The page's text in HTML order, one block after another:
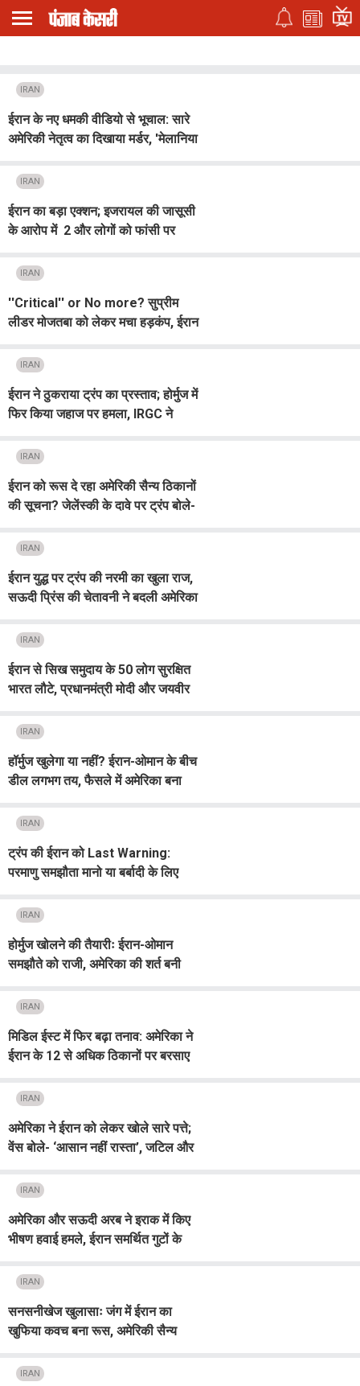
IRAN
ईरान के नए धमकी वीडियो से भूचाल: सारे
अमेरिकी नेतृत्व का दिखाया मर्डर, 'मेलानिया
Video)
IRAN
ईरान का बड़ा एक्शन; इजरायल की जासूसी
के आरोप में 2 और लोगों को फांसी पर
IRAN
''Critical'' or No more? सुप्रीम
लीडर मोजतबा को लेकर मचा हड़कंप, ईरान
IRAN
ईरान ने ठुकराया ट्रंप का प्रस्ताव; होर्मुज में
फिर किया जहाज पर हमला, IRGC ने
IRAN
ईरान को रूस दे रहा अमेरिकी सैन्य ठिकानों
की सूचना? जेलेंस्की के दावे पर ट्रंप बोले-
IRAN
ईरान युद्ध पर ट्रंप की नरमी का खुला राज,
सऊदी प्रिंस की चेतावनी ने बदली अमेरिका
IRAN
ईरान से सिख समुदाय के 50 लोग सुरक्षित
भारत लौटे, प्रधानमंत्री मोदी और जयवीर
IRAN
हॉर्मुज खुलेगा या नहीं? ईरान-ओमान के बीच
डील लगभग तय, फैसले में अमेरिका बना
IRAN
ट्रंप की ईरान को Last Warning:
परमाणु समझौता मानो या बर्बादी के लिए
IRAN
होर्मुज खोलने की तैयारीः ईरान-ओमान
समझौते को राजी, अमेरिका की शर्त बनी
IRAN
मिडिल ईस्ट में फिर बढ़ा तनाव: अमेरिका ने
ईरान के 12 से अधिक ठिकानों पर बरसाए
IRAN
अमेरिका ने ईरान को लेकर खोले सारे पत्ते;
वेंस बोले- ‘आसान नहीं रास्ता’, जटिल और
IRAN
अमेरिका और सऊदी अरब ने इराक में किए
भीषण हवाई हमले, ईरान समर्थित गुटों के
IRAN
सनसनीखेज खुलासाः जंग में ईरान का
खुफिया कवच बना रूस, अमेरिकी सैन्य
IRAN